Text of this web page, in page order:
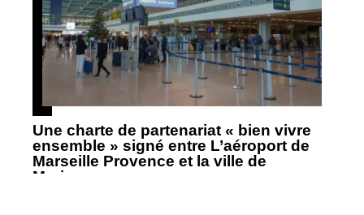
Une charte de partenariat « bien vivre
ensemble » signé entre L’aéroport de
Marseille Provence et la ville de
Marigane